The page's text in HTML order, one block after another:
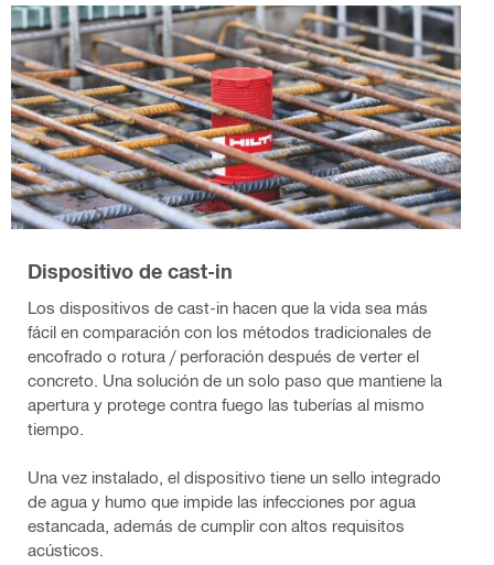
Dispositivo de cast-in
Los dispositivos de cast-in hacen que la vida sea más
fácil en comparación con los métodos tradicionales de
encofrado o rotura / perforación después de verter el
concreto. Una solución de un solo paso que mantiene la
apertura y protege contra fuego las tuberías al mismo
tiempo.
Una vez instalado, el dispositivo tiene un sello integrado
de agua y humo que impide las infecciones por agua
estancada, además de cumplir con altos requisitos
acústicos.